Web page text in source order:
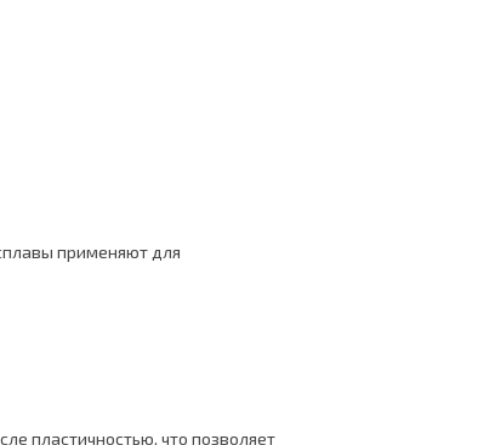
применяют для
пластичностью, что позволяет